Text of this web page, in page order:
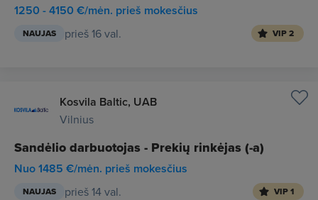
1250 - 4150 €/mėn. prieš mokesčius
NAUJAS prieš 16 val. VIP 2
Kosvila Baltic, UAB
Vilnius
Sandėlio darbuotojas - Prekių rinkėjas (-a)
Nuo 1485 €/mėn. prieš mokesčius
NAUJAS prieš 14 val. VIP 1